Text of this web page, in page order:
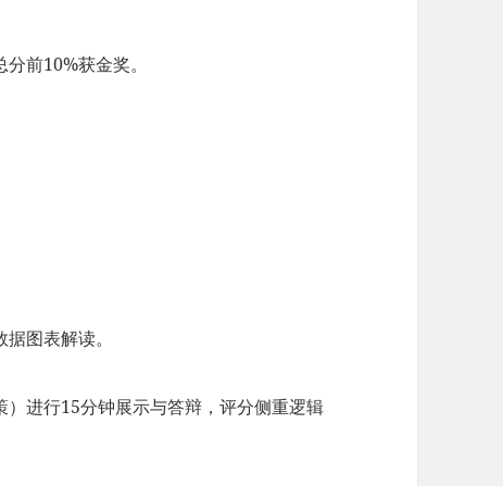
前10%获金奖。
图表解读。
进行15分钟展示与答辩，评分侧重逻辑